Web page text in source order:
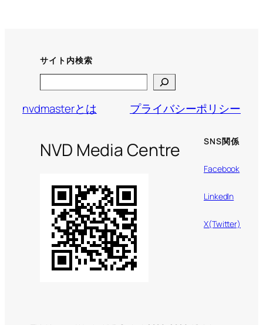
サイト内検索
nvdmasterとは
プライバシーポリシー
NVD Media Centre SNS関係
Facebook
LinkedIn
X(Twitter)